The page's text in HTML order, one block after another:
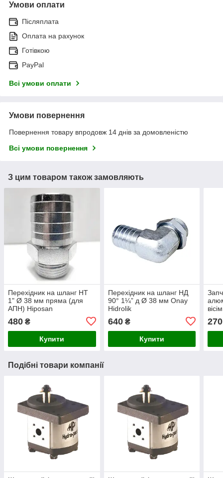
Умови оплати
Післяплата
Оплата на рахунок
Готівкою
PayPal
Всі умови оплати
Умови повернення
Повернення товару впродовж 14 днів за домовленістю
Всі умови повернення
З цим товаром також замовляють
Перехідник на шланг НТ
1" Ø 38 мм пряма (для
АПН) Hiposan
480 ₴
Купити
Перехідник на шланг НД
90° 1¼” д Ø 38 мм Onay
Hidrolik
640₴
Купити
270
Подібні товари компанії